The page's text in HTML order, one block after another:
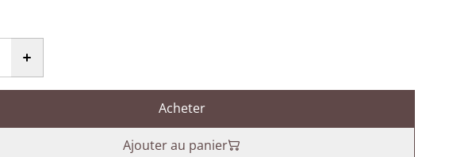
Acheter
Ajouter au panier